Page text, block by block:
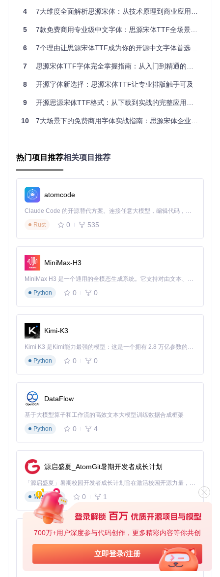
700万+用户深度参与代码创作，更多精彩内容等你共创
立即登录/注册
7%，这对移动设备阅读体验至关重要。
为什么7种字重是最优配置？
粗细变化，而是基于人体工学阅读研究的科学设计：
400 Regular：眼动追踪实验显示该字重阅读疲劳度最低
900 Heavy：在高干扰环境下识别速度提高40% 这种配置既
满足专业排版需求，又避免了过多字重导致的选择困难。
开源协议如何保障商业应用安全？
SIL Open Font License 1.1的三大核心条款为商业使用提供明
权费用
修改保留条款
公开修改内容
分发要求
入应用时不受此限
如何在UI设计中建立字体系统？
现代界面设计要求字体具备响应式特性，思源宋体的实现方案
包括：
移动端：14px Regular + 16px Medium组合，行高1.5倍确
保触控区域
☆☆；效果：较系统默认字体提升35%信息密度
电子书排版的专业配置方案
括：
font-family
src : url('SubsetTTF/CN/SourceHanSerifCN-Regular.ttf'
font-weight: 400;
  unicode-range: U+
4 E00-
适用场景：长篇电子书、学术文献；操作难度：★★☆☆☆；
效果：文件体积减少60%，加载速度提升45%
印刷出版的专业参数设置
针对高分辨率输出需求，需调整以下字体参数：
嵌入选项：启用"轮廓嵌入"而非"位图嵌入"
渲染模式：选择"无抗锯齿"以保证印刷锐利度
字距调整：正文设置0.5pt字距，标题设置-1pt紧排 适用场
景：书籍印刷、杂志排版；操作难度：★★★☆☆；效果：
300dpi下文字边缘清晰度提升28%
4 7大维度全面解析思源宋体：从技术原理到商业应用的完美解决方案
5 7款免费商用专业级中文字体：思源宋体TTF全场景应用指南
6 7个理由让思源宋体TTF成为你的开源中文字体首选方案
7 思源宋体TTF字体完全掌握指南：从入门到精通的开源字体解决方案
8 开源字体新选择：思源宋体TTF让专业排版触手可及
9 开源思源宋体TTF格式：从下载到实战的完整应用手册
10 7大场景下的免费商用字体实战指南：思源宋体企业级应用解决方案
热门项目推荐相关项目推荐
atomcode
Claude Code 的开源替代方案。连接任意大模型，编辑代码，运行命令，自动验证 — 全自动执行。用 Rust 构建，极致性能。 ｜ An open-source alternative to Claude Code. Connect any LLM, edit code, run commands, and verify changes — autonomously. Built in Rust for speed. Get Started
Rust
0 535
MiniMax-H3
MiniMax H3 是一个通用的全模态生成系统。它支持对由文本、图像、视频和音频组成的多模态上下文进行统一理解，并能生成分辨率高达 2K、时长可达 15 秒的带原生立体声音频的视频。得益于面向任务泛化的系统设计，H3 在预训练阶段就已具备广泛的多模态上下文理解与生成能力，能够出色地执行复杂的多模态指令。
Python
0 0
Kimi-K3
Kimi K3 是Kimi能力最强的模型：这是一个拥有 2.8 万亿参数的混合专家（MoE）模型，具备原生视觉理解能力，并支持 100 万 token 的上下文窗口。
Python
0 0
DataFlow
基于大模型算子和工作流的高效文本大模型训练数据合成框架
Python
0 4
源启盛夏_AtomGit暑期开发者成长计划
「源启盛夏」暑期校园开发者成长计划旨在激活校园开源力量，通过积分激励、认证扶持、资源倾斜等形式，引导高校组织和开发者完成「入驻 — 建项目 — 做贡献 — 获认证 — 得资源」的完整闭环。无论你是想带领社团入驻平台的组织者，还是希望用代码贡献证明自己的开发者，都能在这里找到属于你的成长路径。
Markdown
0 1
py-xiaozhi
基于Python的Xiaozhi AI，适用于想要完整Xiaozhi体验而无需拥有专用硬件的用户。
Python
0 1